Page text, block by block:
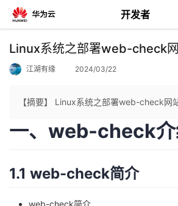
开发者
返
人
我
Linux系统之部署web-check
江湖有缘 2024/03/22
【摘要】 Linux系统之部署web-check网
一、web-check
1.1 web-check简介
web-check简介